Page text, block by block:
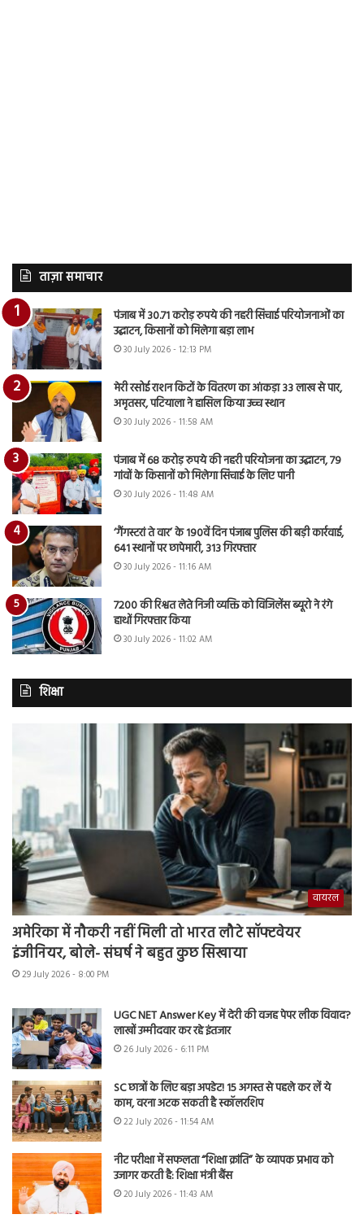
ताज़ा समाचार
पंजाब में 30.71 करोड़ रुपये की नहरी सिंचाई परियोजनाओं का
उद्घाटन, किसानों को मिलेगा बड़ा लाभ
30 July 2026 - 12:13 PM
मेरी रसोई राशन किटों के वितरण का आंकड़ा 33 लाख से पार,
अमृतसर, पटियाला ने हासिल किया उच्च स्थान
30 July 2026 - 11:58 AM
पंजाब में 68 करोड़ रुपये की नहरी परियोजना का उद्घाटन, 79
गांवों के किसानों को मिलेगा सिंचाई के लिए पानी
30 July 2026 - 11:48 AM
‘गैंगस्टरां ते वार’ के 190वें दिन पंजाब पुलिस की बड़ी कार्रवाई,
641 स्थानों पर छापेमारी, 313 गिरफ्तार
30 July 2026 - 11:16 AM
7200 की रिश्वत लेते निजी व्यक्ति को विजिलेंस ब्यूरो ने रंगे
हाथों गिरफ्तार किया
30 July 2026 - 11:02 AM
शिक्षा
वायरल
अमेरिका में नौकरी नहीं मिली तो भारत लौटे सॉफ्टवेयर
इंजीनियर, बोले- संघर्ष ने बहुत कुछ सिखाया
29 July 2026 - 8:00 PM
UGC NET Answer Key में देरी की वजह पेपर लीक विवाद?
लाखों उम्मीदवार कर रहे इंतजार
26 July 2026 - 6:11 PM
SC छात्रों के लिए बड़ा अपडेट! 15 अगस्त से पहले कर लें ये
काम, वरना अटक सकती है स्कॉलरशिप
22 July 2026 - 11:54 AM
नीट परीक्षा में सफलता “शिक्षा क्रांति” के व्यापक प्रभाव को
उजागर करती है: शिक्षा मंत्री बैंस
20 July 2026 - 11:43 AM